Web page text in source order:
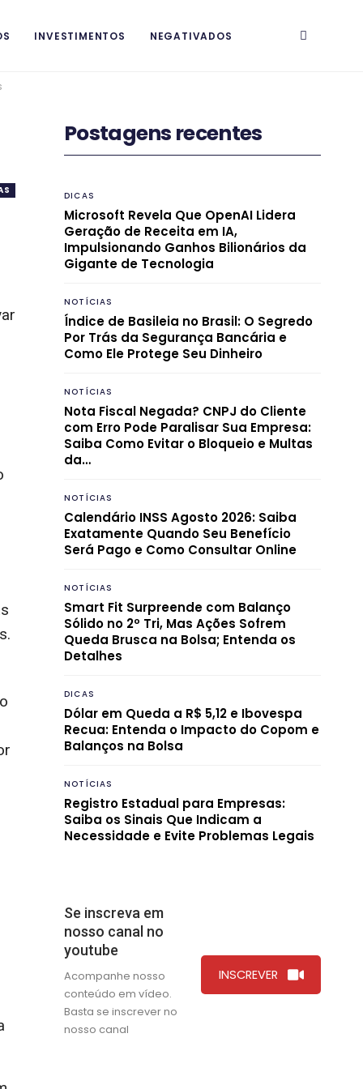
INVESTIMENTOS NEGATIVADOS
Postagens recentes
DICAS
Microsoft Revela Que OpenAI Lidera
Geração de Receita em IA,
Impulsionando Ganhos Bilionários da
Gigante de Tecnologia
NOTÍCIAS
Índice de Basileia no Brasil: O Segredo
Por Trás da Segurança Bancária e
Como Ele Protege Seu Dinheiro
NOTÍCIAS
Nota Fiscal Negada? CNPJ do Cliente
com Erro Pode Paralisar Sua Empresa:
Saiba Como Evitar o Bloqueio e Multas
da…
NOTÍCIAS
Calendário INSS Agosto 2026: Saiba
Exatamente Quando Seu Benefício
Será Pago e Como Consultar Online
NOTÍCIAS
Smart Fit Surpreende com Balanço
Sólido no 2º Tri, Mas Ações Sofrem
Queda Brusca na Bolsa; Entenda os
Detalhes
DICAS
Dólar em Queda a R$ 5,12 e Ibovespa
Recua: Entenda o Impacto do Copom e
Balanços na Bolsa
NOTÍCIAS
Registro Estadual para Empresas:
Saiba os Sinais Que Indicam a
Necessidade e Evite Problemas Legais
Se inscreva em
nosso canal no
youtube
Acompanhe nosso
conteúdo em vídeo.
Basta se inscrever no
nosso canal
INSCREVER